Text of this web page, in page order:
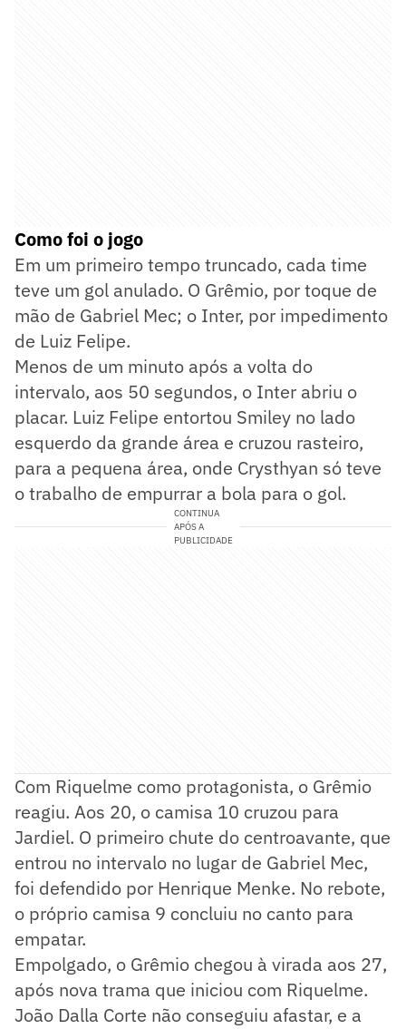
Como foi o jogo
Em um primeiro tempo truncado, cada time
teve um gol anulado. O Grêmio, por toque de
mão de Gabriel Mec; o Inter, por impedimento
de Luiz Felipe.
Menos de um minuto após a volta do
intervalo, aos 50 segundos, o Inter abriu o
placar. Luiz Felipe entortou Smiley no lado
esquerdo da grande área e cruzou rasteiro,
para a pequena área, onde Crysthyan só teve
o trabalho de empurrar a bola para o gol.
CONTINUA
APÓS A
PUBLICIDADE
Com Riquelme como protagonista, o Grêmio
reagiu. Aos 20, o camisa 10 cruzou para
Jardiel. O primeiro chute do centroavante, que
entrou no intervalo no lugar de Gabriel Mec,
foi defendido por Henrique Menke. No rebote,
o próprio camisa 9 concluiu no canto para
empatar.
Empolgado, o Grêmio chegou à virada aos 27,
após nova trama que iniciou com Riquelme.
João Dalla Corte não conseguiu afastar, e a